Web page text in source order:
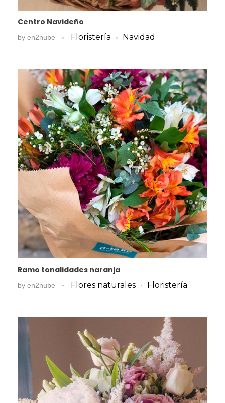
Centro Navideño
by en2nube Floristería Navidad
Ramo tonalidades naranja
by en2nube Flores naturales Floristería